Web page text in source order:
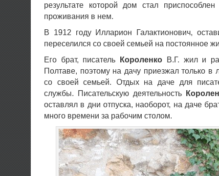
результате которой дом стал приспособлен
проживания в нем.
В 1912 году Илларион
Галактионович,
переселился со своей семьей на постоянное
Его брат, писатель Короленко В.Г. жил и
Полтаве, поэтому на дачу приезжал только в
со своей семьей. Отдых на даче для
службы. Писательскую деятельность
оставлял в дни отпуска, наоборот, на даче
много времени за рабочим столом.